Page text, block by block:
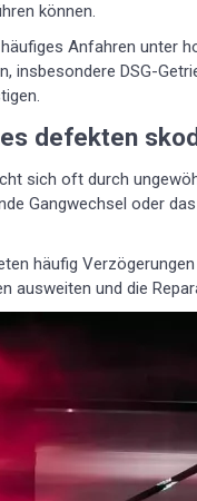
können.
Anfahren unter
insbesondere DSG-
defekten
sich oft durch
Gangwechsel oder
häufig
ausweiten und die